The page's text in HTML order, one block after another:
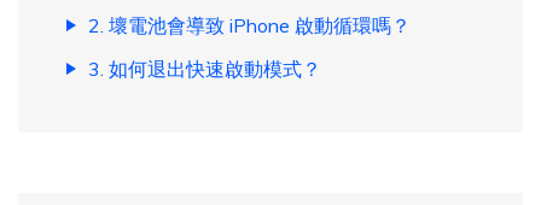
2. 壞電池會導致 iPhone 啟動循環嗎？
3. 如何退出快速啟動模式？